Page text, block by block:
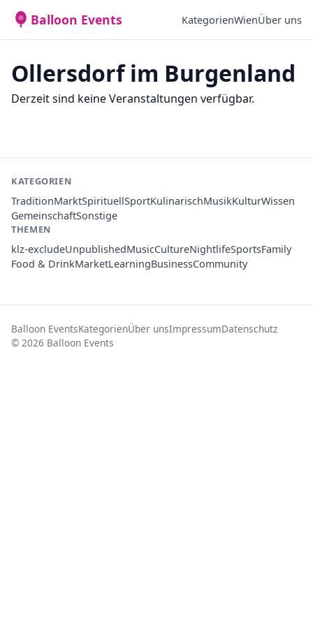
Balloon Events KategorienWienÜber uns
Ollersdorf im Burgenland
Derzeit sind keine Veranstaltungen verfügbar.
KATEGORIEN
TraditionMarktSpirituellSportKulinarischMusikKulturWissen
GemeinschaftSonstige
THEMEN
klz-excludeUnpublishedMusicCultureNightlifeSportsFamily
Food & DrinkMarketLearningBusinessCommunity
Balloon EventsKategorienÜber unsImpressumDatenschutz
© 2026 Balloon Events